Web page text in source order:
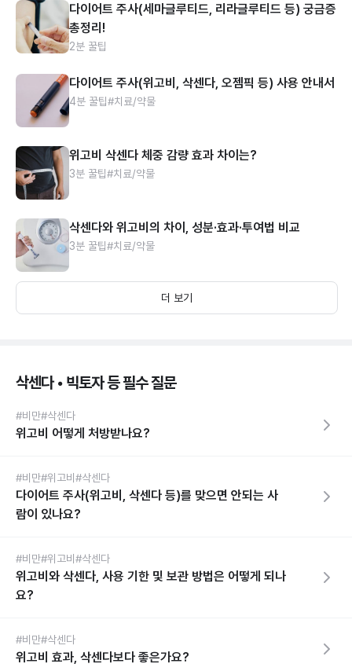
다이어트 주사(세마글루티드, 리라글루티드 등) 궁금증
총정리!
2분 꿀팁
다이어트 주사(위고비, 삭센다, 오젬픽 등) 사용 안내서
4분 꿀팁#치료/약물
위고비 삭센다 체중 감량 효과 차이는?
3분 꿀팁#치료/약물
삭센다와 위고비의 차이, 성분·효과·투여법 비교
3분 꿀팁#치료/약물
더 보기
삭센다 • 빅토자 등 필수 질문
#비만#삭센다
위고비 어떻게 처방받나요?
#비만#위고비 #삭센다
다이어트 주사(위고비, 삭센다 등)를 맞으면 안되는 사
람이 있나요?
#비만#위고비 #삭센다
위고비와 삭센다, 사용 기한 및 보관 방법은 어떻게 되나
요?
#비만#삭센다
위고비 효과, 삭센다보다 좋은가요?